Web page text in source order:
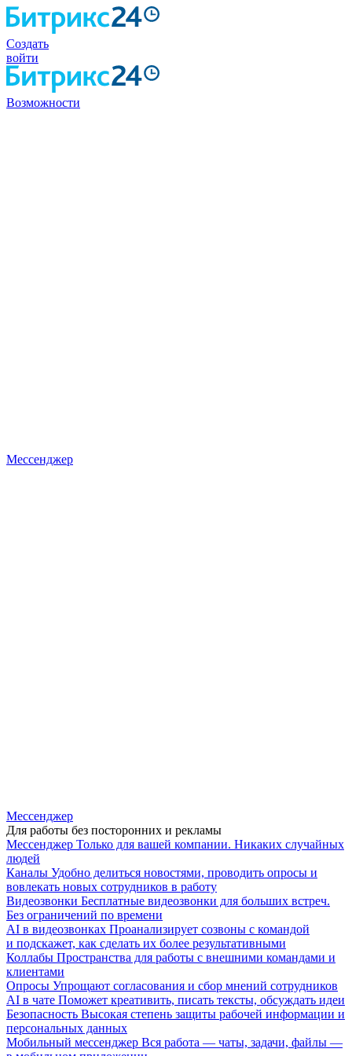
Создать
войти
Возможности
Мессенджер
Мессенджер
Для работы без посторонних и рекламы
Мессенджер Только для вашей компании. Никаких случайных
людей
Каналы Удобно делиться новостями, проводить опросы и
вовлекать новых сотрудников в работу
Видеозвонки Бесплатные видеозвонки для больших встреч.
Без ограничений по времени
AI в видеозвонках Проанализирует созвоны с командой
и подскажет, как сделать их более результативными
Коллабы Пространства для работы с внешними командами и
клиентами
Опросы Упрощают согласования и сбор мнений сотрудников
AI в чате Поможет креативить, писать тексты, обсуждать идеи
Безопасность Высокая степень защиты рабочей информации и
персональных данных
Мобильный мессенджер Вся работа — чаты, задачи, файлы —